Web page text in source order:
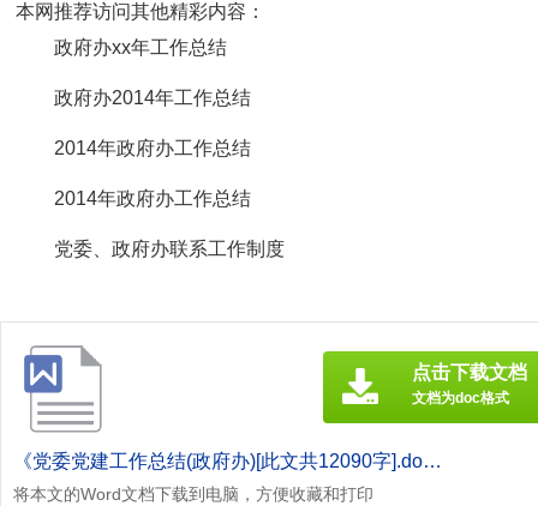
本网推荐访问其他精彩内容：
政府办xx年工作总结
政府办2014年工作总结
2014年政府办工作总结
2014年政府办工作总结
党委、政府办联系工作制度
《党委党建工作总结(政府办)[此文共12090字].doc》
将本文的Word文档下载到电脑，方便收藏和打印
点击下载文档
文档为doc格式